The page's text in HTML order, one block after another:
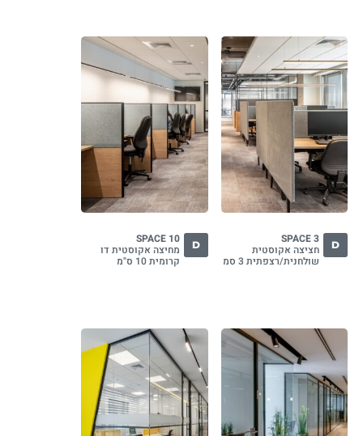
D
SPACE 3
חציצה אקוסטית
שולחנית/רצפתית 3 סמ
D
SPACE 10
מחיצה אקוסטית דו
קרומית 10 ס"מ